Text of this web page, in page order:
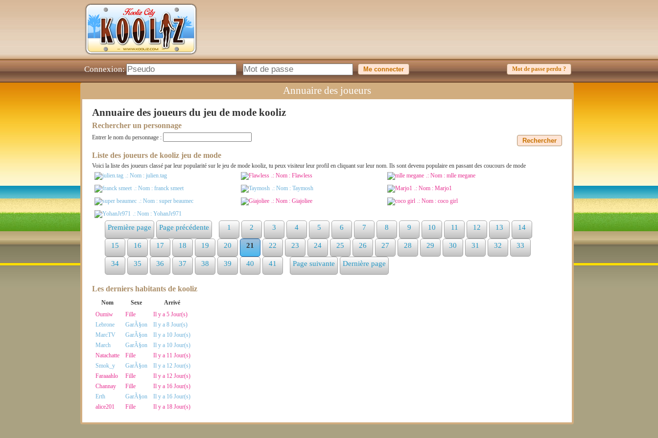
Connexion: Mot de passe perdu ?
Annuaire des joueurs
Annuaire des joueurs du jeu de mode kooliz
Rechercher un personnage
Entrer le nom du personnage :
Liste des joueurs de kooliz jeu de mode
Voici la liste des joueurs classé par leur popularité sur le jeu de mode kooliz, tu peux visiteur leur profil en cliquant sur leur nom. Ils sont devenu populaire en passant des coucours de mode
.: Nom : julien.tag .: Nom : Flawless .: Nom : mlle megane
.: Nom : franck smeet .: Nom : Taymosh .: Nom : Marjo1
.: Nom : super beaumec .: Nom : Giajoliee .: Nom : coco girl
.: Nom : YohanJr971
Première page Page précédente 1 2 3 4 5 6 7 8 9 10 11 12 13 14
15 16 17 18 19 20 21 22 23 24 25 26 27 28 29 30 31 32 33
34 35 36 37 38 39 40 41 Page suivante Dernière page
Les derniers habitants de kooliz
Nom Sexe
Arrivé
Oumiw
Fille
Il y a 5 Jour(s)
Lebrone
GarÃ§on
Il y a 8 Jour(s)
MarcTV
GarÃ§on
Il y a 10 Jour(s)
March
GarÃ§on
Il y a 10 Jour(s)
Natachatte
Fille
Il y a 11 Jour(s)
Smok_y
GarÃ§on
Il y a 12 Jour(s)
Faraaahlo
Fille
Il y a 12 Jour(s)
Channay
Fille
Il y a 16 Jour(s)
Erth
GarÃ§on
Il y a 16 Jour(s)
alice201
Fille Il y a 18 Jour(s)